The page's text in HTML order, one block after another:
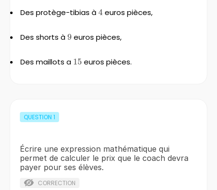
Des protège-tibias à4
4euros pièces,
Des shorts à9
9euros pièces,
Des maillots a 15
15 euros pièces.
QUESTION 1
Écrire une expression mathématique qui
permet de calculer le prix que le coach devra
payer pour ses élèves.
CORRECTION